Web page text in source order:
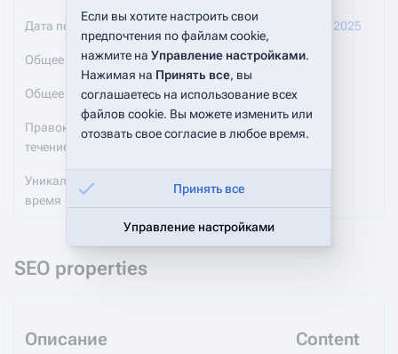
Дата последней правки 20:54, 9 марта 2025
Общее число правок 2
Общее число различных авторов 1
Правок за последнее время (в
течение 90 дней)
0
Уникальных авторов за последнее
время
SEO properties
Описание Content
Если вы хотите настроить свои
предпочтения по файлам cookie,
нажмите на Управление настройками.
Нажимая на Принять все, вы
соглашаетесь на использование всех
файлов cookie. Вы можете изменить или
отозвать свое согласие в любое время.
Принять все
Управление настройками